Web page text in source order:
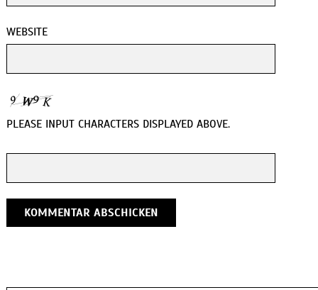
WEBSITE
PLEASE INPUT CHARACTERS DISPLAYED ABOVE.